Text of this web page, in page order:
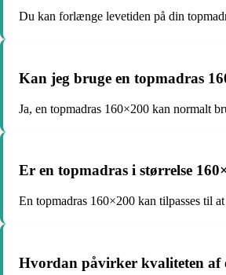
Du kan forlænge levetiden på din
Kan jeg bruge en topmadras
Ja, en topmadras 160×200 kan normalt
Er en topmadras i størrelse
En topmadras 160×200 kan tilpasses til
Hvordan påvirker kvaliteten af